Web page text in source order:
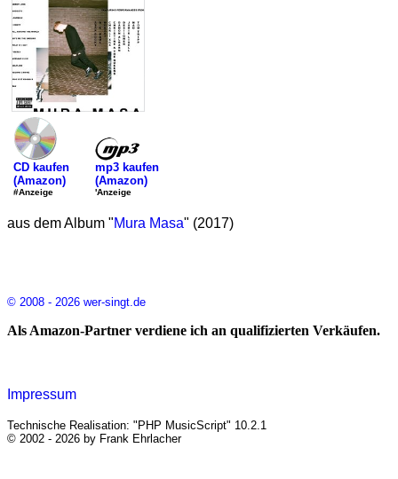
CD kaufen
(Amazon)
#Anzeige
mp3 kaufen
(Amazon)
'Anzeige
aus dem Album "Mura Masa" (2017)
© 2008 - 2026 wer-singt.de
Als Amazon-Partner verdiene ich an qualifizierten Verkäufen.
Impressum
Technische Realisation: "PHP MusicScript" 10.2.1
© 2002 - 2026 by Frank Ehrlacher